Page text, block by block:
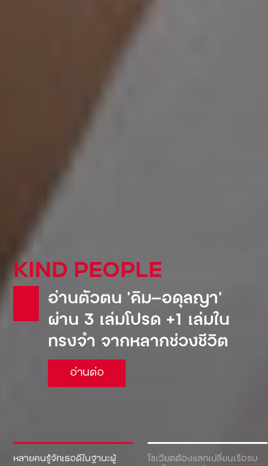
หลายคนรู้จักเธอดีในฐานะผู้
โซเวียตต้องแลกเปลี่ยนเรือรบ
KIND PEOPLE
อ่านตัวตน ‘คิม—อดุลญา’
ผ่าน 3 เล่มโปรด +1 เล่มใน
ทรงจำ จากหลากช่วงชีวิต
อ่านต่อ